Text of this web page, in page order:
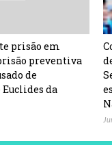
prisão em
preventiva
de
da